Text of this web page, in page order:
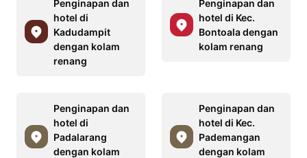
Penginapan dan
hotel di
Kadudampit
dengan kolam
renang
Penginapan dan
hotel di Kec.
Bontoala dengan
kolam renang
Penginapan dan
hotel di
Padalarang
dengan kolam
Penginapan dan
hotel di Kec.
Pademangan
dengan kolam